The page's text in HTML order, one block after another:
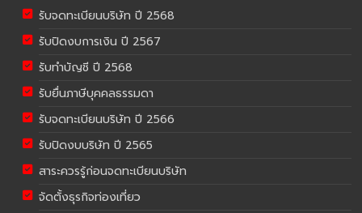
รับจดทะเบียนบริษัท ปี 2568
รับปิดงบการเงิน ปี 2567
รับทำบัญชี ปี 2568
รับยื่นภาษีบุคคลธรรมดา
รับจดทะเบียนบริษัท ปี 2566
รับปิดงบบริษัท ปี 2565
สาระควรรู้ก่อนจดทะเบียนบริษัท
จัดตั้งธุรกิจท่องเที่ยว